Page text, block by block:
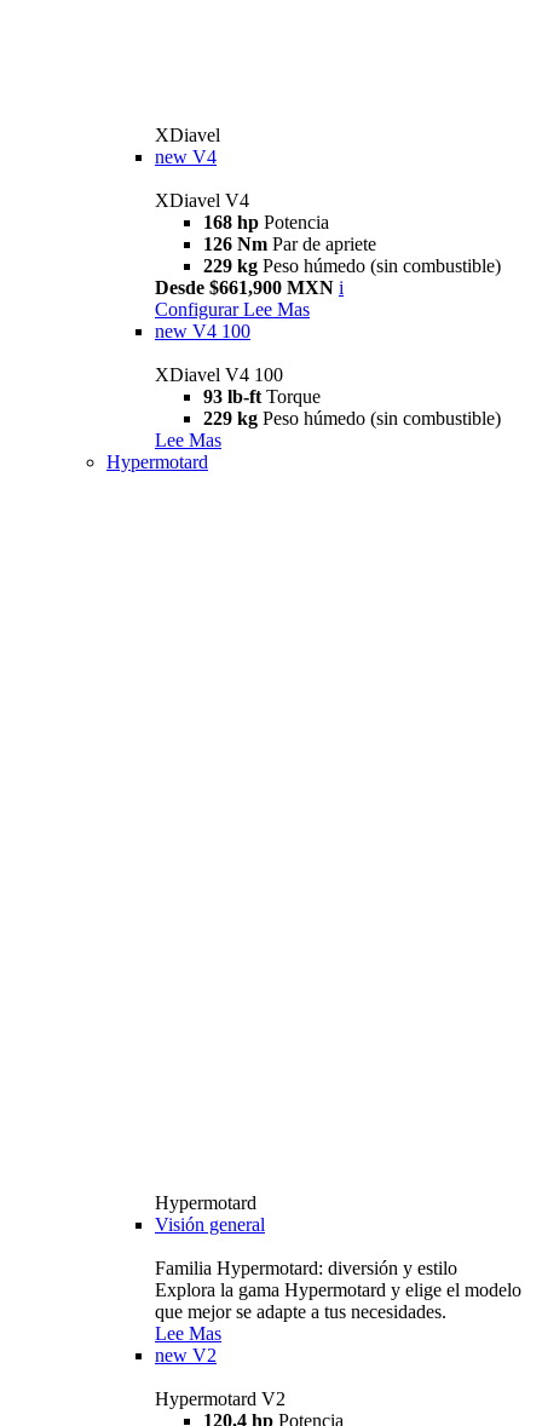
XDiavel
new V4
XDiavel V4
168 hp Potencia
126 Nm Par de apriete
229 kg Peso húmedo (sin combustible)
Desde $661,900 MXN i
Configurar Lee Mas
new V4 100
XDiavel V4 100
93 lb-ft Torque
229 kg Peso húmedo (sin combustible)
Lee Mas
Hypermotard
Hypermotard
Visión general
Familia Hypermotard: diversión y estilo
Explora la gama Hypermotard y elige el modelo
que mejor se adapte a tus necesidades.
Lee Mas
new V2
Hypermotard V2
120,4 hp Potencia